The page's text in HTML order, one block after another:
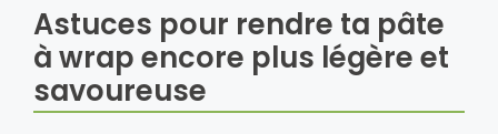
Astuces pour rendre ta pâte
à wrap encore plus légère et
savoureuse